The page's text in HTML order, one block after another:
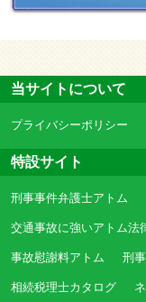
当サイトについて
プライバシーポリシー
特設サイト
刑事事件弁護士アトム
交通事故に強いアトム法
事故慰謝料アトム 刑
相続税理士カタログ